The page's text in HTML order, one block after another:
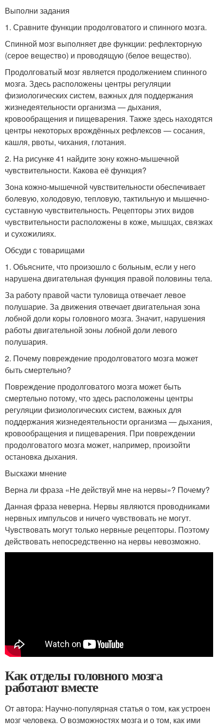
Выполни задания
1. Сравните функции продолговатого и спинного мозга.
Спинной мозг выполняет две функции: рефлекторную
(серое вещество) и проводящую (белое вещество).
Продолговатый мозг является продолжением спинного
мозга. Здесь расположены центры регуляции
физиологических систем, важных для поддержания
жизнедеятельности организма — дыхания,
кровообращения и пищеварения. Также здесь находятся
центры некоторых врождённых рефлексов — сосания,
кашля, рвоты, чихания, глотания.
2. На рисунке 41 найдите зону кожно-мышечной
чувствительности. Какова её функция?
Зона кожно-мышечной чувствительности обеспечивает
болевую, холодовую, тепловую, тактильную и мышечно-
суставную чувствительность. Рецепторы этих видов
чувствительности расположены в коже, мышцах, связках
и сухожилиях.
Обсуди с товарищами
1. Объясните, что произошло с больным, если у него
нарушена двигательная функция правой половины тела.
За работу правой части туловища отвечает левое
полушарие. За движения отвечает двигательная зона
лобной доли коры головного мозга. Значит, нарушения
работы двигательной зоны лобной доли левого
полушария.
2. Почему повреждение продолговатого мозга может
быть смертельно?
Повреждение продолговатого мозга может быть
смертельно потому, что здесь расположены центры
регуляции физиологических систем, важных для
поддержания жизнедеятельности организма — дыхания,
кровообращения и пищеварения. При повреждении
продолговатого мозга может, например, произойти
остановка дыхания.
Выскажи мнение
Верна ли фраза «Не действуй мне на нервы»? Почему?
Данная фраза неверна. Нервы являются проводниками
нервных импульсов и ничего чувствовать не могут.
Чувствовать могут только нервные рецепторы. Поэтому
действовать непосредственно на нервы невозможно.
Как отделы головного мозга
работают вместе
От автора: Научно-популярная статья о том, как устроен
мозг человека. О возможностях мозга и о том, как ими